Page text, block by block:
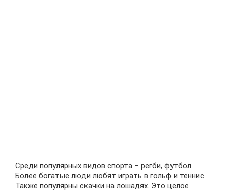
Среди популярных видов спорта – регби, футбол.
Более богатые люди любят играть в гольф и теннис.
Также популярны скачки на лошадях. Это целое